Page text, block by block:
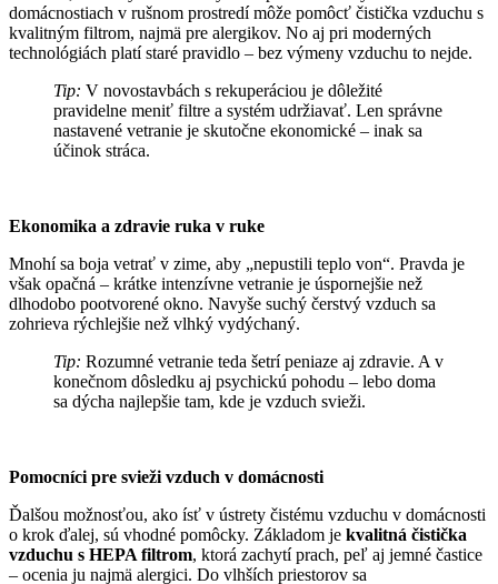
domácnostiach v rušnom prostredí môže pomôcť čistička vzduchu s
kvalitným filtrom, najmä pre alergikov. No aj pri moderných
technológiách platí staré pravidlo – bez výmeny vzduchu to nejde.
Tip: V novostavbách s rekuperáciou je dôležité
pravidelne meniť filtre a systém udržiavať. Len správne
nastavené vetranie je skutočne ekonomické – inak sa
účinok stráca.
Ekonomika a zdravie ruka v ruke
Mnohí sa boja vetrať v zime, aby „nepustili teplo von“. Pravda je
však opačná – krátke intenzívne vetranie je úspornejšie než
dlhodobo pootvorené okno. Navyše suchý čerstvý vzduch sa
zohrieva rýchlejšie než vlhký vydýchaný.
Tip: Rozumné vetranie teda šetrí peniaze aj zdravie. A v
konečnom dôsledku aj psychickú pohodu – lebo doma
sa dýcha najlepšie tam, kde je vzduch svieži.
Pomocníci pre svieži vzduch v domácnosti
Ďalšou možnosťou, ako ísť v ústrety čistému vzduchu v domácnosti
o krok ďalej, sú vhodné pomôcky. Základom je kvalitná čistička
vzduchu s HEPA filtrom, ktorá zachytí prach, peľ aj jemné častice
– ocenia ju najmä alergici. Do vlhších priestorov sa